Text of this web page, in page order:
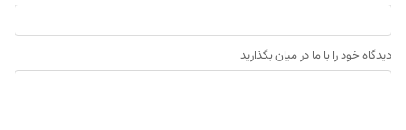
دیدگاه خود را با ما در میان بگذارید